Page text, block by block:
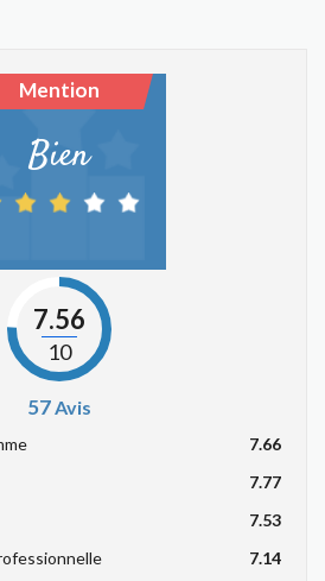
Mention
Bien
7.56
10
57Avis
7.66
7.77
7.53
7.14